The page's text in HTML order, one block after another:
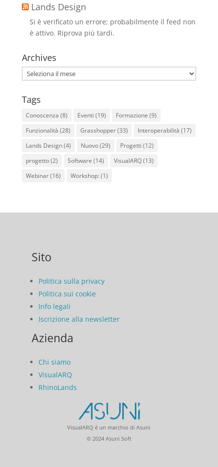
Lands Design
Si è verificato un errore; probabilmente il feed non
è attivo. Riprova più tardi.
Archives
Archives
Tags
Conoscenza (8) Eventi (19) Formazione (9)
Funzionalità (28) Grasshopper(33) Interoperabilità (17)
Lands Design(4) Nuovo(29) Progetti (12)
progetto(2) Software (14) VisualARQ(13)
Webinar(16) Workshop: (1)
Sito
Politica sulla privacy
Politica sui cookie
Info legali
Iscrizione alla newsletter
Azienda
Chi siamo
VisualARQ
RhinoLands
VisualARQ è un marchio di Asuni
© 2024 Asuni Soft